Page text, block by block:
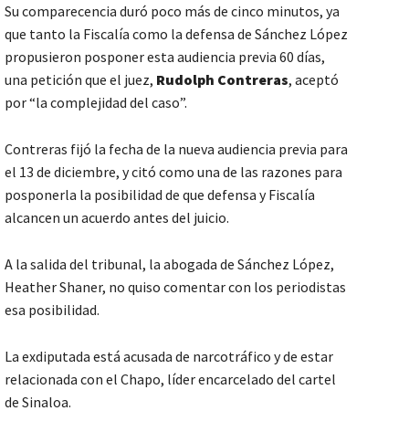
Su comparecencia duró poco más de cinco minutos, ya
que tanto la Fiscalía como la defensa de Sánchez López
propusieron posponer esta audiencia previa 60 días,
una petición que el juez, Rudolph Contreras, aceptó
por “la complejidad del caso”.
Contreras fijó la fecha de la nueva audiencia previa para
el 13 de diciembre, y citó como una de las razones para
posponerla la posibilidad de que defensa y Fiscalía
alcancen un acuerdo antes del juicio.
A la salida del tribunal, la abogada de Sánchez López,
Heather Shaner, no quiso comentar con los periodistas
esa posibilidad.
La exdiputada está acusada de narcotráfico y de estar
relacionada con el Chapo, líder encarcelado del cartel
de Sinaloa.